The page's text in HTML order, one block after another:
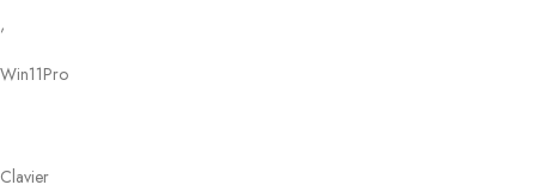
,
Win11Pro
Clavier